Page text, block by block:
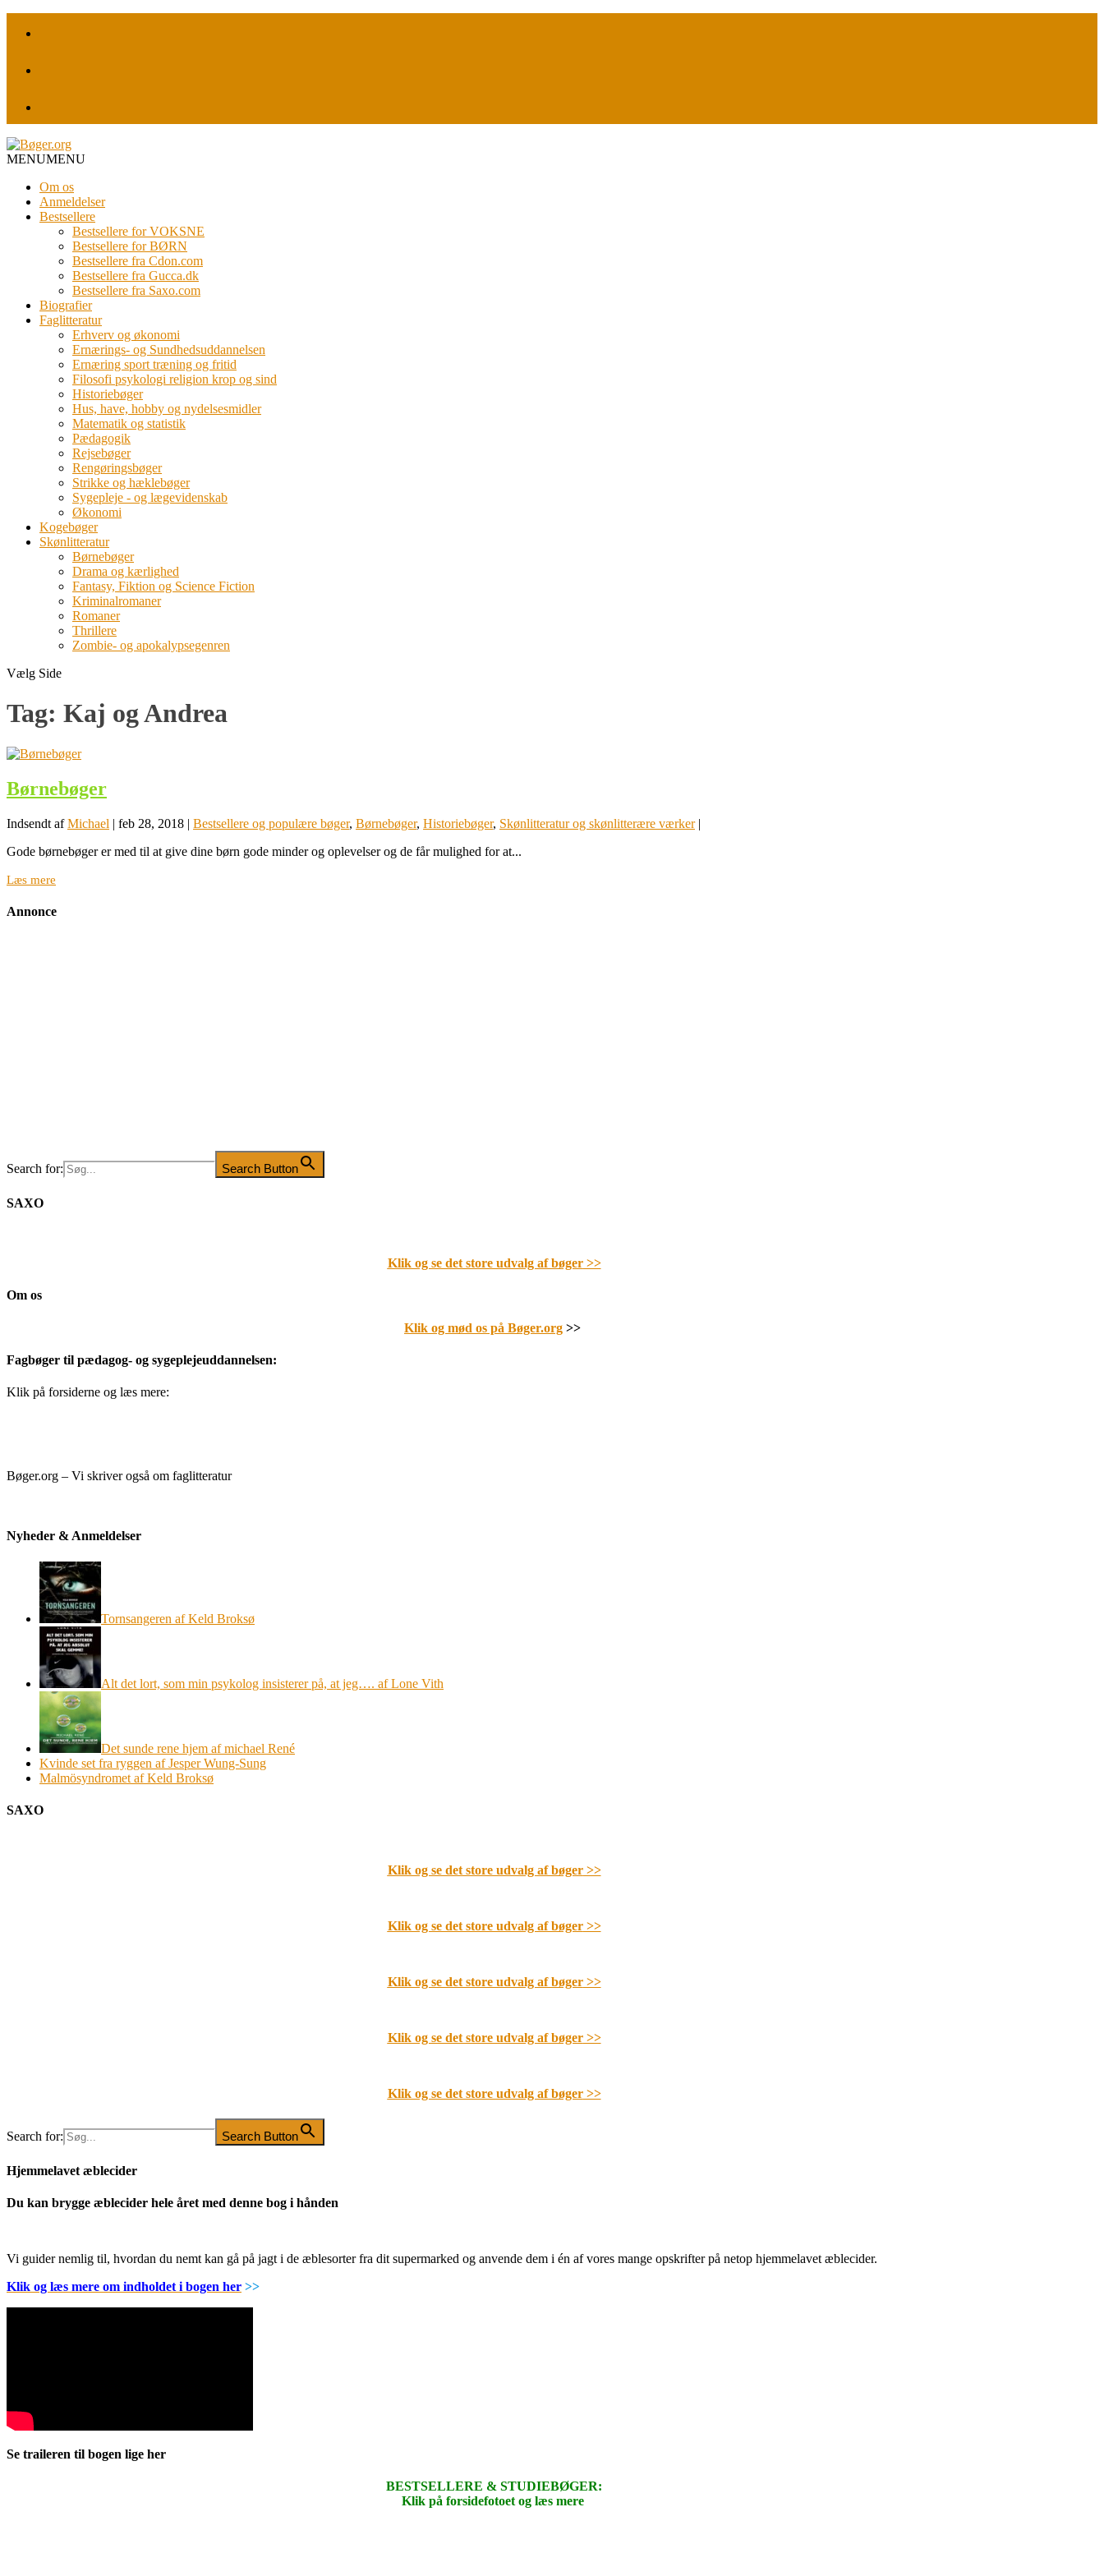
MENUMENU
Om os
Anmeldelser
Bestsellere
Bestsellere for VOKSNE
Bestsellere for BØRN
Bestsellere fra Cdon.com
Bestsellere fra Gucca.dk
Bestsellere fra Saxo.com
Biografier
Faglitteratur
Erhverv og økonomi
Ernærings- og Sundhedsuddannelsen
Ernæring sport træning og fritid
Filosofi psykologi religion krop og sind
Historiebøger
Hus, have, hobby og nydelsesmidler
Matematik og statistik
Pædagogik
Rejsebøger
Rengøringsbøger
Strikke og hæklebøger
Sygepleje - og lægevidenskab
Økonomi
Kogebøger
Skønlitteratur
Børnebøger
Drama og kærlighed
Fantasy, Fiktion og Science Fiction
Kriminalromaner
Romaner
Thrillere
Zombie- og apokalypsegenren
Vælg Side
Tag: Kaj og Andrea
Børnebøger
Indsendt afMichael | feb 28, 2018 | Bestsellere og populære bøger, Børnebøger, Historiebøger, Skønlitteratur og skønlitterære værker|
Gode børnebøger er med til at give dine børn gode minder og oplevelser og de får mulighed for at...
Læs mere
Annonce
Search for: Search Button
SAXO
Klik og se det store udvalg af bøger>>
Om os
Klik og mød os på Bøger.org >>
Fagbøger til pædagog- og sygeplejeuddannelsen:
Klik på forsiderne og læs mere:
Bøger.org – Vi skriver også om faglitteratur
Nyheder & Anmeldelser
Tornsangeren af Keld Broksø
Alt det lort, som min psykolog insisterer på, at jeg…. af Lone Vith
Det sunde rene hjem af michael René
Kvinde set fra ryggen af Jesper Wung-Sung
Malmösyndromet af Keld Broksø
SAXO
Klik og se det store udvalg af bøger>>
Klik og se det store udvalg af bøger>>
Klik og se det store udvalg af bøger>>
Klik og se det store udvalg af bøger>>
Klik og se det store udvalg af bøger>>
Search for: Search Button
Hjemmelavet æblecider
Du kan brygge æblecider hele året med denne bog i hånden
Vi guider nemlig til, hvordan du nemt kan gå på jagt i de æblesorter fra dit supermarked og anvende dem i én af vores mange opskrifter på netop hjemmelavet æblecider.
Klik og læs mere om indholdet i bogen her >>
Se traileren til bogen lige her
BESTSELLERE & STUDIEBØGER:
Klik på forsidefotoet og læs mere.